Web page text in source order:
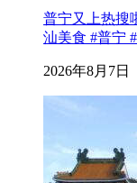
普宁又上热搜
汕美食 #普宁
2026年8月7日